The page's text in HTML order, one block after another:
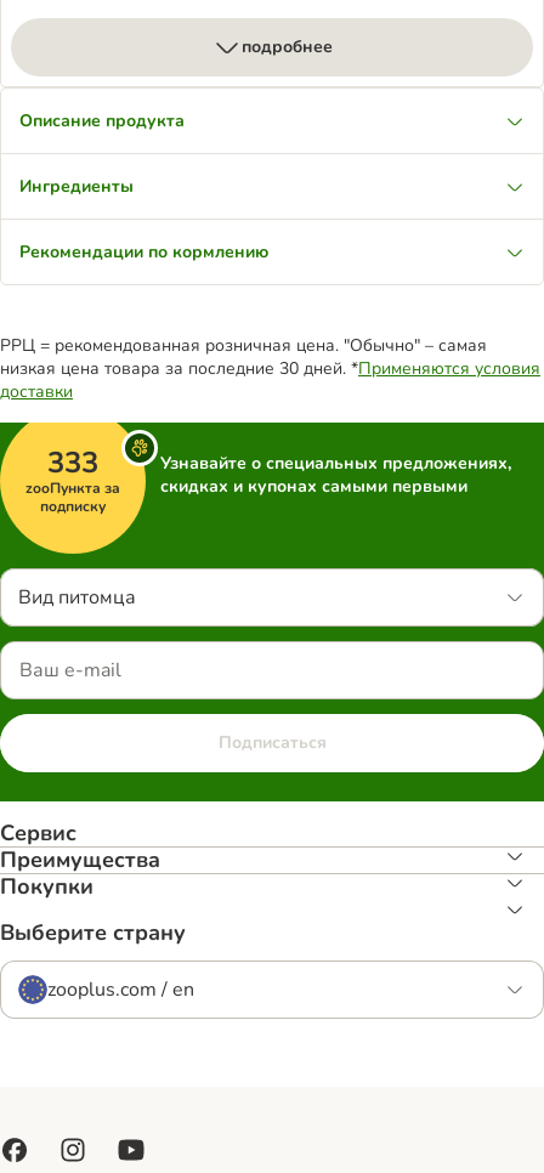
подробнее
Описание продукта
Ингредиенты
Рекомендации по кормлению
РРЦ = рекомендованная розничная цена. "Обычно" – самая
низкая цена товара за последние 30 дней. *Применяются условия
доставки
333
zooПункта за
подписку
Узнавайте о специальных предложениях,
скидках и купонах самыми первыми
Вид питомца
Подписаться
Сервис
Преимуществa
Покупки
Выберите страну
zooplus.com / en